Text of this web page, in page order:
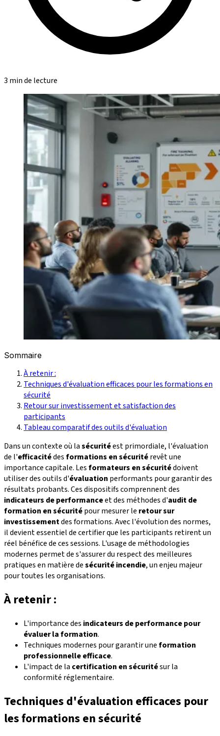
3 min de lecture
Sommaire
À retenir :
Techniques d'évaluation efficaces pour les formations en
sécurité
Retour sur investissement et satisfaction des
participants
Tableau comparatif des outils d'évaluation
Dans un contexte où lasécuritéest primordiale, l'évaluation
de l'efficacitédesformations en sécuritérevêt une
importance capitale. Lesformateurs en sécuritédoivent
utiliser des outils d'évaluation performants pour garantir des
résultats probants. Ces dispositifs comprennent des
indicateurs de performanceet des méthodes d'audit de
formation en sécuritépour mesurer le retour sur
investissementdes formations. Avec l'évolution des normes,
il devient essentiel de certifier que les participants retirent un
réel bénéfice de ces sessions. L'usage de méthodologies
modernes permet de s'assurer du respect des meilleures
pratiques en matière desécurité incendie, un enjeu majeur
pour toutes les organisations.
À retenir :
L'importance des indicateurs de performance pour
évaluer la formation.
Techniques modernes pour garantir uneformation
professionnelle efficace.
L'impact de la certification en sécuritésur la
conformité réglementaire.
Techniques d'évaluation efficaces pour
les formations en sécurité